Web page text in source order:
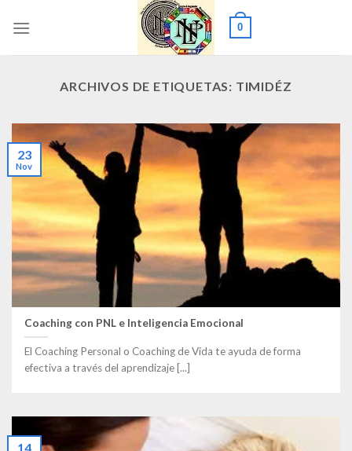
0
ARCHIVOS DE ETIQUETAS: TIMIDÉZ
Coaching con PNL e Inteligencia Emocional
El Coaching Personal o Coaching de Vida te ayuda de forma
efectiva a través del aprendizaje [...]
23
Nov
14